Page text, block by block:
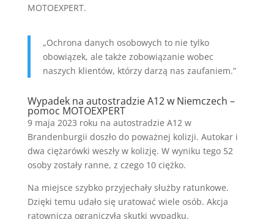
MOTOEXPERT.
„Ochrona danych osobowych to nie tylko
obowiązek, ale także zobowiązanie wobec
naszych klientów, którzy darzą nas zaufaniem.”
Wypadek na autostradzie A12 w Niemczech –
pomoc MOTOEXPERT
9 maja 2023 roku na autostradzie A12 w
Brandenburgii doszło do poważnej kolizji. Autokar i
dwa ciężarówki weszły w kolizję. W wyniku tego 52
osoby zostały ranne, z czego 10 ciężko.
Na miejsce szybko przyjechały służby ratunkowe.
Dzięki temu udało się uratować wiele osób. Akcja
ratownicza ograniczyła skutki wypadku.